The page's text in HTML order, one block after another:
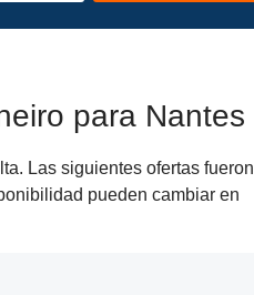
para Nantes
Las siguientes ofertas fueron
pueden cambiar en